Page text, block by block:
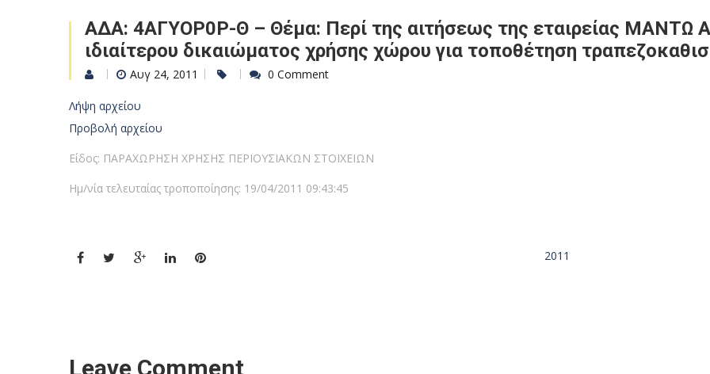
ΑΔΑ: 4ΑΓΥΟΡ0Ρ-Θ – Θέμα: Περί της αιτήσεως της εταιρείας ΜΑΝΤΩ
ιδιαίτερου δικαιώματος χρήσης χώρου για τοποθέτηση
Αυγ 24, 2011 0 Comment
Λήψη αρχείου
Προβολή αρχείου
Είδος: ΠΑΡΑΧΩΡΗΣΗ ΧΡΗΣΗΣ ΠΕΡΙΟΥΣΙΑΚΩΝ ΣΤΟΙΧΕΙΩΝ
Ημ/νία τελευταίας τροποποίησης: 19/04/2011 09:43:45
2011
Leave Comment